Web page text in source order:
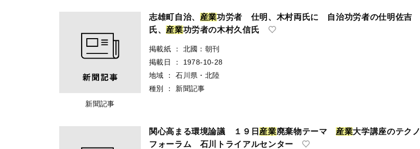
新聞記事
志雄町自治、 産業功労者 仕明、木村両氏に 自治功労者の仕明佐吉
氏、 産業功労者の木村久信氏
掲載紙 ：
北國：朝刊
掲載日
：
1978-10-28
地域
：
石川県・北陸
種別
： 新聞記事
関心高まる環境論議 １９日 産業廃棄物テーマ 産業大学講座のテクノ
フォーラム 石川トライアルセンター